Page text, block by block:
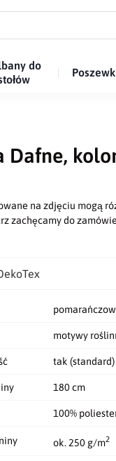
do
Dafne,
na zdjęciu mogą
zachęcamy do
motywy
tak (standard)
180 cm
100%
ok. 250 g/m2